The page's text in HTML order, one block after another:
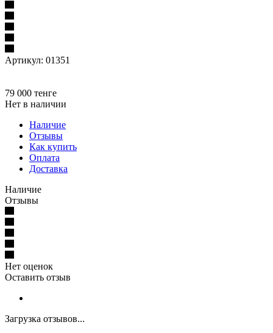
Артикул: 01351
79 000 тенге
Нет в наличии
Наличие
Отзывы
Как купить
Оплата
Доставка
Наличие
Отзывы
Нет оценок
Оставить отзыв
Загрузка отзывов...